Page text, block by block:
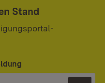
Stand